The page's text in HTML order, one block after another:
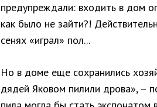
предупреждали: входить в дом
как было не зайти?!
сенях «играл» пол...
Но в доме еще сохранились
дядей Яковом пилили дрова», –